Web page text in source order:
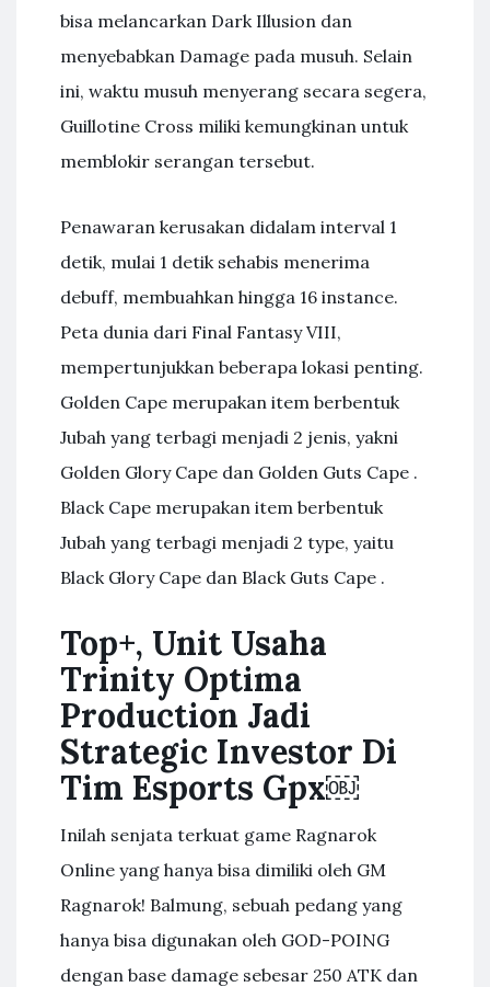
bisa melancarkan Dark Illusion dan
menyebabkan Damage pada musuh. Selain
ini, waktu musuh menyerang secara segera,
Guillotine Cross miliki kemungkinan untuk
memblokir serangan tersebut.
Penawaran kerusakan didalam interval 1
detik, mulai 1 detik sehabis menerima
debuff, membuahkan hingga 16 instance.
Peta dunia dari Final Fantasy VIII,
mempertunjukkan beberapa lokasi penting.
Golden Cape merupakan item berbentuk
Jubah yang terbagi menjadi 2 jenis, yakni
Golden Glory Cape dan Golden Guts Cape .
Black Cape merupakan item berbentuk
Jubah yang terbagi menjadi 2 type, yaitu
Black Glory Cape dan Black Guts Cape .
Top+, Unit Usaha
Trinity Optima
Production Jadi
Strategic Investor Di
Tim Esports Gpx￼
Inilah senjata terkuat game Ragnarok
Online yang hanya bisa dimiliki oleh GM
Ragnarok! Balmung, sebuah pedang yang
hanya bisa digunakan oleh GOD-POING
dengan base damage sebesar 250 ATK dan